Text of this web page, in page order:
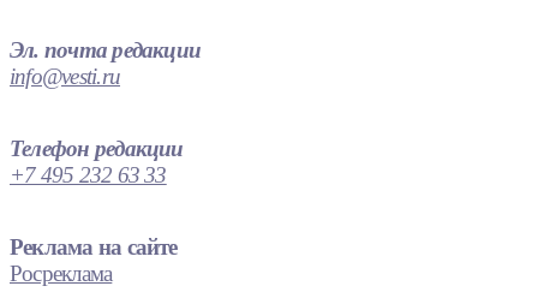
Эл. почта редакции
info@vesti.ru
Телефон редакции
+7 495 232 63 33
Реклама на сайте
Росреклама